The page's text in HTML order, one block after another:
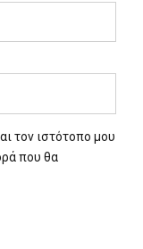
τον ιστότοπο μου
που θα